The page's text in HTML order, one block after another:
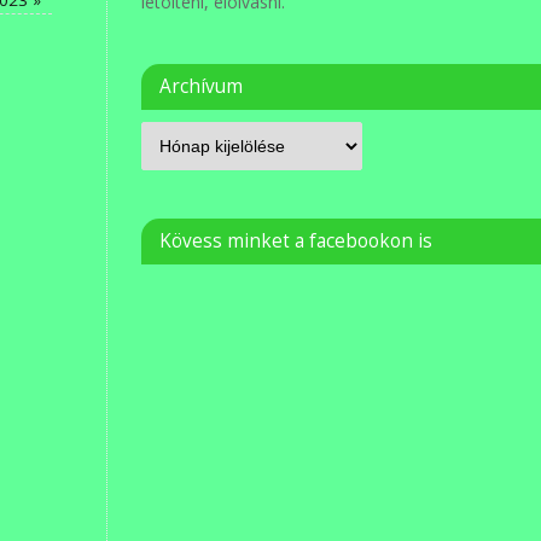
Archívum
Kövess minket a facebookon is